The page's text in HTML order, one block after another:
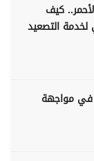
كيف
التصعيد
في مواجهة